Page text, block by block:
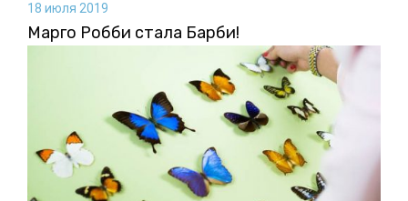
18 июля 2019
Марго Робби стала Барби!